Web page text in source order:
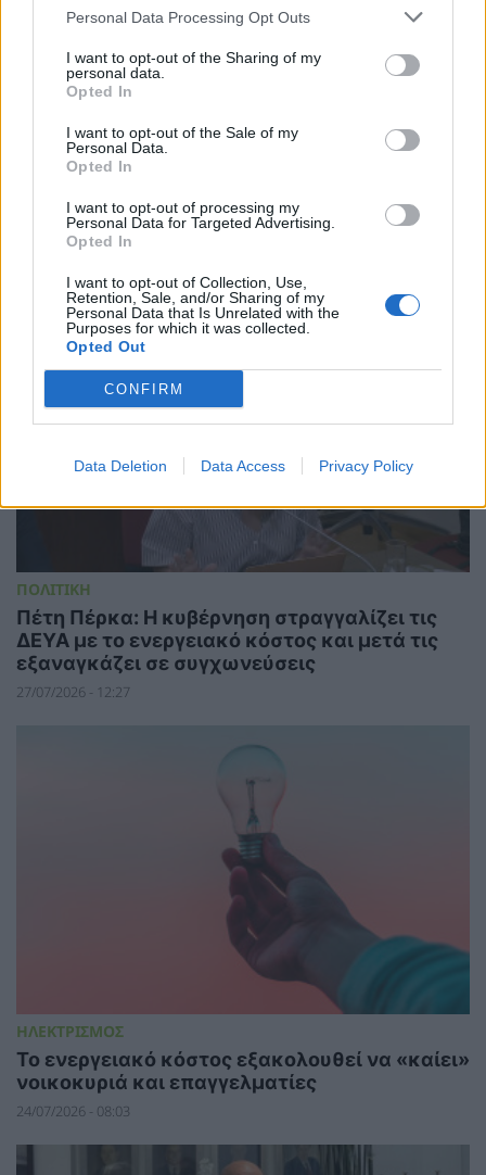
Personal Data Processing Opt Outs
I want to opt-out of the Sharing of my
personal data.
Opted In
I want to opt-out of the Sale of my
Personal Data.
Opted In
I want to opt-out of processing my
Personal Data for Targeted Advertising.
Opted In
I want to opt-out of Collection, Use,
Retention, Sale, and/or Sharing of my
Personal Data that Is Unrelated with the
Purposes for which it was collected.
Opted Out
CONFIRM
Data Deletion Data Access Privacy Policy
ΑΡΘΡΑ - ΑΝΑΛΥΣΕΙΣ
Γιάννης Τριήρης: Οι «μειώσεις» που δεν
μειώνουν την ακρίβεια
29/07/2026 - 08:41
ΠΟΛΙΤΙΚΗ
Πέτη Πέρκα: Η κυβέρνηση στραγγαλίζει τις
ΔΕΥΑ με το ενεργειακό κόστος και μετά τις
εξαναγκάζει σε συγχωνεύσεις
27/07/2026 - 12:27
ΗΛΕΚΤΡΙΣΜΟΣ
Το ενεργειακό κόστος εξακολουθεί να «καίει»
νοικοκυριά και επαγγελματίες
24/07/2026 - 08:03